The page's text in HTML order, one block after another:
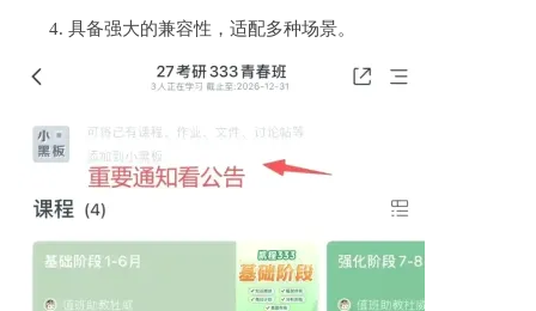
4. 具备强大的兼容性，适配多种场景。